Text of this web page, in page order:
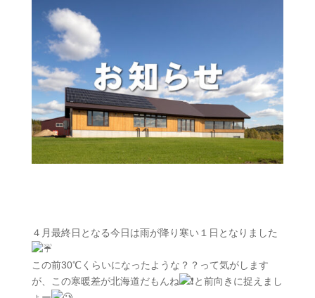
４月最終日となる今日は雨が降り寒い１日となりました
この前30℃くらいになったような？？って気がします
が、この寒暖差が北海道だもんね
と前向きに捉えまし